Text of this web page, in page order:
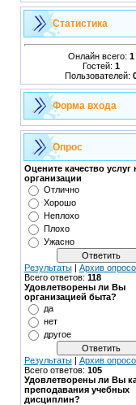
Статистика
Онлайн всего: 1
Гостей: 1
Пользователей:
Форма входа
Опрос
Оцените качество услуг
организации
Отлично
Хорошо
Неплохо
Плохо
Ужасно
Результаты| Архив
Всего ответов: 118
Удовлетворены ли Вы
организацией быта?
да
нет
другое
Результаты| Архив
Всего ответов: 105
Удовлетворены ли Вы
преподавания учебных
дисциплин?